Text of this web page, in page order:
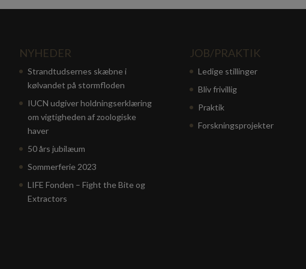
NYHEDER
Strandtudsernes skæbne i
kølvandet på stormfloden
IUCN udgiver holdningserklæring
om vigtigheden af zoologiske
haver
50 års jubilæum
Sommerferie 2023
LIFE Fonden – Fight the Bite og
Extractors
JOB/PRAKTIK
Ledige stillinger
Bliv frivillig
Praktik
Forskningsprojekter